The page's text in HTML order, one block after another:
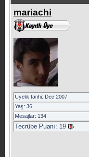
mariachi
Üyelik tarihi: Dec 2007
Yaş: 36
Mesajlar: 134
Tecrübe Puanı: 19